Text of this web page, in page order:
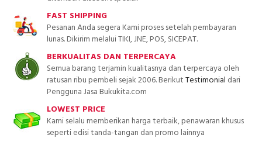
FAST SHIPPING
Pesanan Anda segera Kami proses setelah pembayaran
lunas. Dikirim melalui TIKI, JNE, POS, SICEPAT.
BERKUALITAS DAN TERPERCAYA
Semua barang terjamin kualitasnya dan terpercaya oleh
ratusan ribu pembeli sejak 2006. BerikutTestimonial dari
Pengguna Jasa Bukukita.com
LOWEST PRICE
Kami selalu memberikan harga terbaik, penawaran khusus
seperti edisi tanda-tangan dan promo lainnya